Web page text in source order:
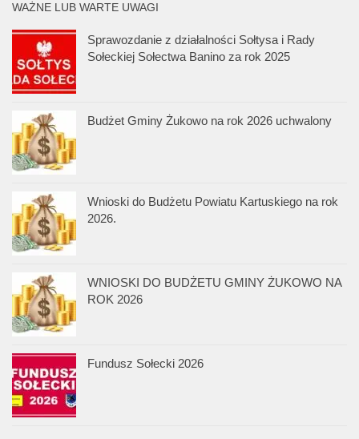
WAŻNE LUB WARTE UWAGI
Sprawozdanie z działalności Sołtysa i Rady
Sołeckiej Sołectwa Banino za rok 2025
Budżet Gminy Żukowo na rok 2026 uchwalony
Wnioski do Budżetu Powiatu Kartuskiego na rok
2026.
WNIOSKI DO BUDŻETU GMINY ŻUKOWO NA
ROK 2026
Fundusz Sołecki 2026